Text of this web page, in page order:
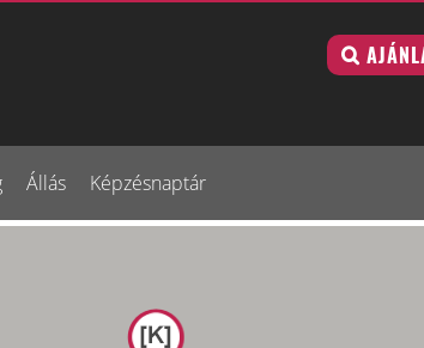
Állás Képzésnaptár